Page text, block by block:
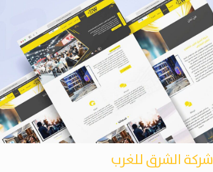
شركة الشرق للغرب